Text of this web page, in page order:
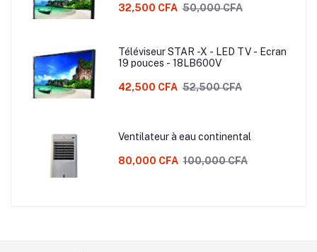
32,500 CFA 50,000 CFA
Téléviseur STAR -X - LED TV - Ecran
19 pouces - 18LB600V
42,500 CFA 52,500 CFA
Ventilateur à eau continental
80,000 CFA 100,000 CFA